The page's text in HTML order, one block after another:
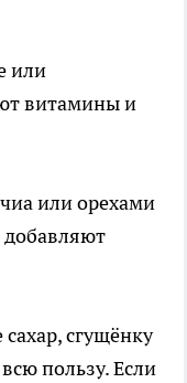
или
витамины и
или орехами
сгущёнку
пользу. Если